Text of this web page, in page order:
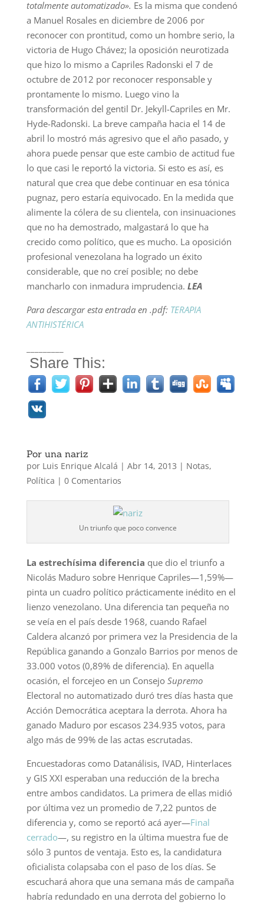
totalmente automatizado». Es la misma que condenó
a Manuel Rosales en diciembre de 2006 por
reconocer con prontitud, como un hombre serio, la
victoria de Hugo Chávez; la oposición neurotizada
que hizo lo mismo a Capriles Radonski el 7 de
octubre de 2012 por reconocer responsable y
prontamente lo mismo. Luego vino la
transformación del gentil Dr. Jekyll-Capriles en Mr.
Hyde-Radonski. La breve campaña hacia el 14 de
abril lo mostró más agresivo que el año pasado, y
ahora puede pensar que este cambio de actitud fue
lo que casi le reportó la victoria. Si esto es así, es
natural que crea que debe continuar en esa tónica
pugnaz, pero estaría equivocado. En la medida que
alimente la cólera de su clientela, con insinuaciones
que no ha demostrado, malgastará lo que ha
crecido como político, que es mucho. La oposición
profesional venezolana ha logrado un éxito
considerable, que no creí posible; no debe
mancharlo con inmadura imprudencia. LEA
Para descargar esta entrada en .pdf: TERAPIA
ANTIHISTÉRICA
Share This:
Por una nariz
por Luis Enrique Alcalá | Abr 14, 2013 | Notas,
Política | 0 Comentarios
Un triunfo que poco convence
La estrechísima diferencia que dio el triunfo a
Nicolás Maduro sobre Henrique Capriles—1,59%—
pinta un cuadro político prácticamente inédito en el
lienzo venezolano. Una diferencia tan pequeña no
se veía en el país desde 1968, cuando Rafael
Caldera alcanzó por primera vez la Presidencia de la
República ganando a Gonzalo Barrios por menos de
33.000 votos (0,89% de diferencia). En aquella
ocasión, el forcejeo en un Consejo Supremo
Electoral no automatizado duró tres días hasta que
Acción Democrática aceptara la derrota. Ahora ha
ganado Maduro por escasos 234.935 votos, para
algo más de 99% de las actas escrutadas.
Encuestadoras como Datanálisis, IVAD, Hinterlaces
y GIS XXI esperaban una reducción de la brecha
entre ambos candidatos. La primera de ellas midió
por última vez un promedio de 7,22 puntos de
diferencia y, como se reportó acá ayer—Final
cerrado—, su registro en la última muestra fue de
sólo 3 puntos de ventaja. Esto es, la candidatura
oficialista colapsaba con el paso de los días. Se
escuchará ahora que una semana más de campaña
habría redundado en una derrota del gobierno lo